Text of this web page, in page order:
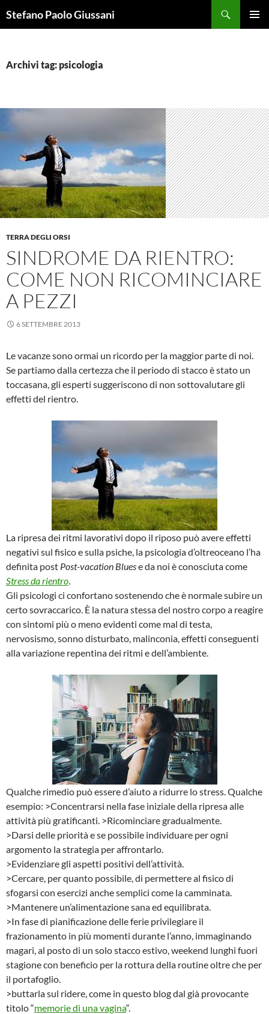
alStefano Paolo Giussani
Archivi tag: psicologia
TERRA DEGLI ORSI
SINDROME DA RIENTRO:
COME NON RICOMINCIARE
A PEZZI
6 SETTEMBRE 2013
Le vacanze sono ormai un ricordo per la maggior parte di noi.
Se partiamo dalla certezza che il periodo di stacco è stato un
toccasana, gli esperti suggeriscono di non sottovalutare gli
effetti del rientro.
La ripresa dei ritmi lavorativi dopo il riposo può avere effetti
negativi sul fisico e sulla psiche, la psicologia d’oltreoceano l’ha
definita post Post-vacation Bluese da noi è conosciuta come
Stress da rientro.
Gli psicologi ci confortano sostenendo che è normale subire un
certo sovraccarico. È la natura stessa del nostro corpo a reagire
con sintomi più o meno evidenti come mal di testa,
nervosismo, sonno disturbato, malinconia, effetti conseguenti
alla variazione repentina dei ritmi e dell’ambiente.
Qualche rimedio può essere d’aiuto a ridurre lo stress. Qualche
esempio: >Concentrarsi nella fase iniziale della ripresa alle
attività più gratificanti. >Ricominciare gradualmente.
>Darsi delle priorità e se possibile individuare per ogni
argomento la strategia per affrontarlo.
>Evidenziare gli aspetti positivi dell’attività.
>Cercare, per quanto possibile, di permettere al fisico di
sfogarsi con esercizi anche semplici come la camminata.
>Mantenere un’alimentazione sana ed equilibrata.
>In fase di pianificazione delle ferie privilegiare il
frazionamento in più momenti durante l’anno, immaginando
magari, al posto di un solo stacco estivo, weekend lunghi fuori
stagione con beneficio per la rottura della routine oltre che per
il portafoglio.
>buttarla sul ridere, come in questo blog dal già provocante
titolo “memorie di una vagina“.